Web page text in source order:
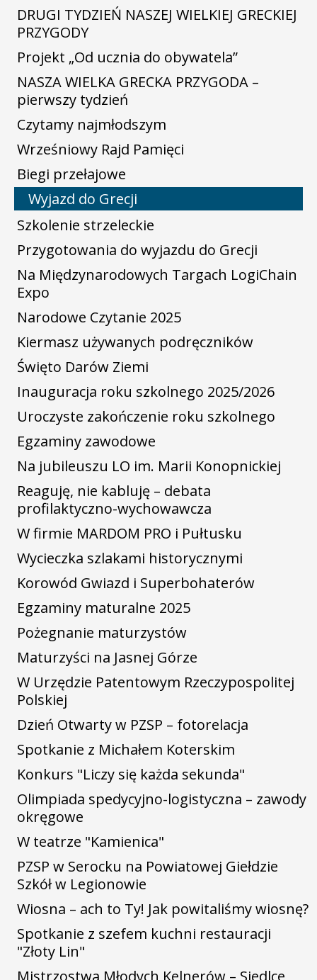
DRUGI TYDZIEŃ NASZEJ WIELKIEJ GRECKIEJ
PRZYGODY
Projekt „Od ucznia do obywatela”
NASZA WIELKA GRECKA PRZYGODA –
pierwszy tydzień
Czytamy najmłodszym
Wrześniowy Rajd Pamięci
Biegi przełajowe
Wyjazd do Grecji
Szkolenie strzeleckie
Przygotowania do wyjazdu do Grecji
Na Międzynarodowych Targach LogiChain
Expo
Narodowe Czytanie 2025
Kiermasz używanych podręczników
Święto Darów Ziemi
Inauguracja roku szkolnego 2025/2026
Uroczyste zakończenie roku szkolnego
Egzaminy zawodowe
Na jubileuszu LO im. Marii Konopnickiej
Reaguję, nie kabluję – debata
profilaktyczno-wychowawcza
W firmie MARDOM PRO i Pułtusku
Wycieczka szlakami historycznymi
Korowód Gwiazd i Superbohaterów
Egzaminy maturalne 2025
Pożegnanie maturzystów
Maturzyści na Jasnej Górze
W Urzędzie Patentowym Rzeczypospolitej
Polskiej
Dzień Otwarty w PZSP – fotorelacja
Spotkanie z Michałem Koterskim
Konkurs "Liczy się każda sekunda"
Olimpiada spedycyjno-logistyczna – zawody
okręgowe
W teatrze "Kamienica"
PZSP w Serocku na Powiatowej Giełdzie
Szkół w Legionowie
Wiosna – ach to Ty! Jak powitaliśmy wiosnę?
Spotkanie z szefem kuchni restauracji
"Złoty Lin"
Mistrzostwa Młodych Kelnerów – Siedlce